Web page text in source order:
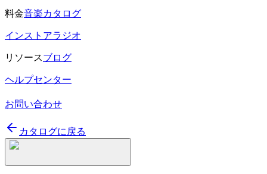
料金音楽カタログ
インストアラジオ
リソースブログ
ヘルプセンター
お問い合わせ
カタログに戻る